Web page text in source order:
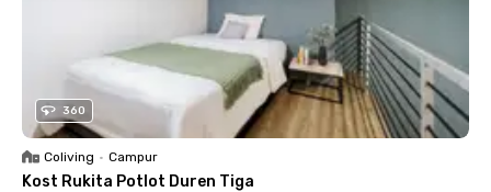
360
Coliving • Campur
Kost Rukita Potlot Duren Tiga